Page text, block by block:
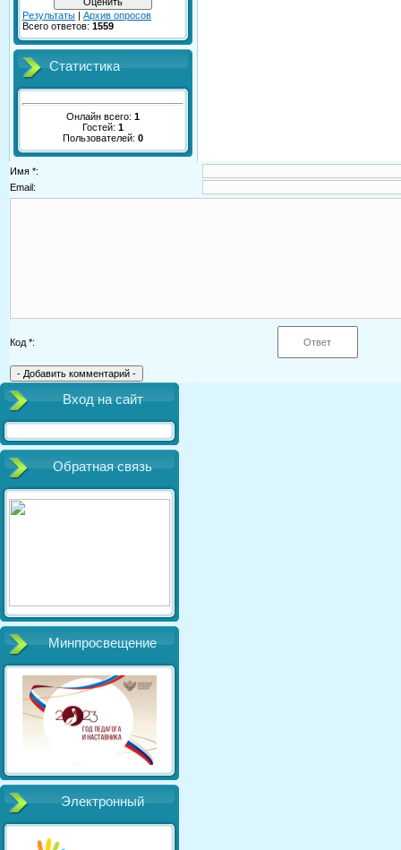
Результаты | Архив опросов
Всего ответов: 1559
Статистика
Онлайн всего: 1
Гостей: 1
Пользователей: 0
Имя *:
Email:
Код *:
Вход на сайт
Обратная связь
Минпросвещение
Электронный